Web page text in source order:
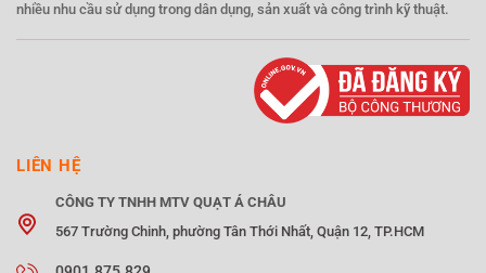
nhiều nhu cầu sử dụng trong dân dụng, sản xuất và công trình kỹ thuật.
LIÊN HỆ
CÔNG TY TNHH MTV QUẠT Á CHÂU
567 Trường Chinh, phường Tân Thới Nhất, Quận 12, TP.HCM